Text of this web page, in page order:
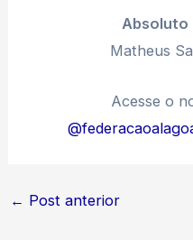
Absoluto
Matheus
Acesse o
← Post anterior